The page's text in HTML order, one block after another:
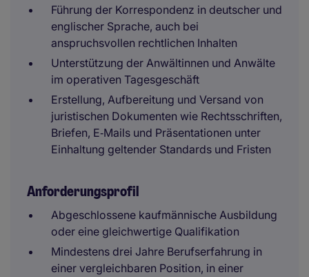
Führung der Korrespondenz in deutscher und
englischer Sprache, auch bei
anspruchsvollen rechtlichen Inhalten
Unterstützung der Anwältinnen und Anwälte
im operativen Tagesgeschäft
Erstellung, Aufbereitung und Versand von
juristischen Dokumenten wie Rechtsschriften,
Briefen, E‑Mails und Präsentationen unter
Einhaltung geltender Standards und Fristen
Anforderungsprofil
Abgeschlossene kaufmännische Ausbildung
oder eine gleichwertige Qualifikation
Mindestens drei Jahre Berufserfahrung in
einer vergleichbaren Position, in einer